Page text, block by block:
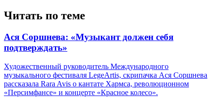
Читать по теме
​Ася Соршнева: «Музыкант должен себя
подтверждать»
Художественный руководитель Международного
музыкального фестиваля LegeArtis, скрипачка Ася Соршнева
рассказала Rara Avis о кантате Хармса, революционном
«Персимфансе» и концерте «Красное колесо».